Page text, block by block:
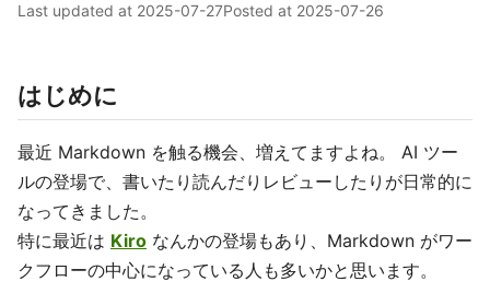
Last updated at 2025-07-27Posted at 2025-07-26
はじめに
最近 Markdown を触る機会、増えてますよね。 AI ツー
ルの登場で、書いたり読んだりレビューしたりが日常的に
なってきました。
特に最近は Kiro なんかの登場もあり、Markdown がワー
クフローの中心になっている人も多いかと思います。